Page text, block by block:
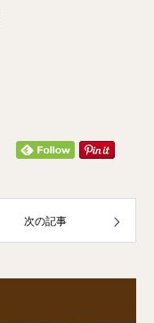
次の記事